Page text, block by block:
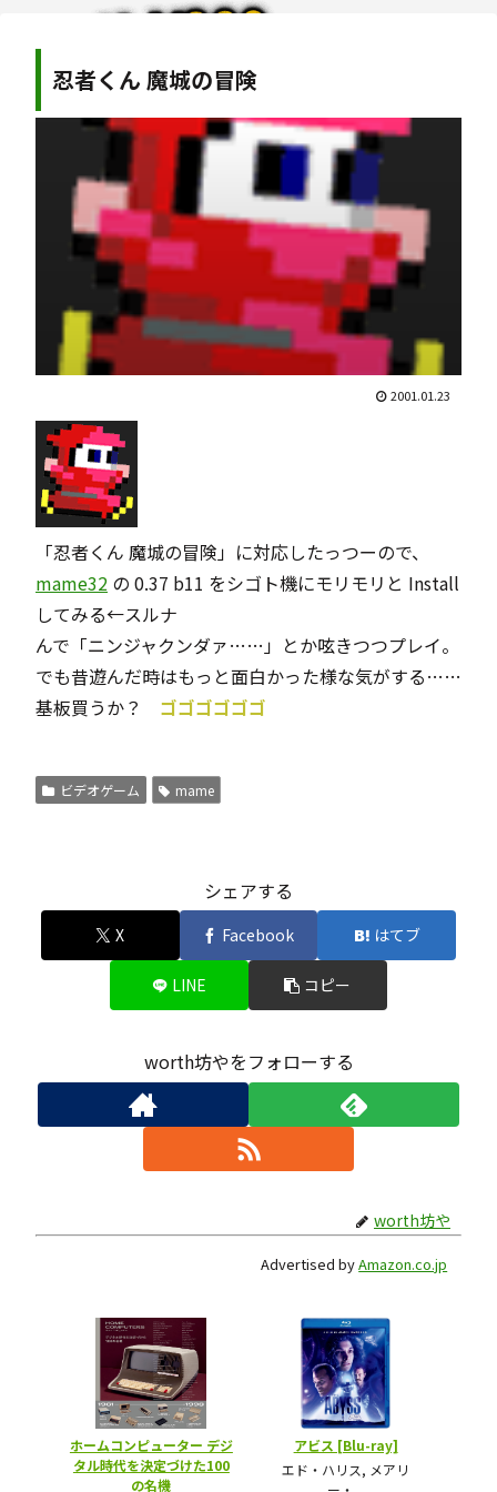
忍者くん 魔城の冒険
2001.01.23
「忍者くん 魔城の冒険 」に対応したっつーので、
mame32 の 0.37 b11 をシゴト機にモリモリと Install
してみる←スルナ
んで「ニンジャクンダァ……」とか呟きつつプレイ。
でも昔遊んだ時はもっと面白かった様な気がする……
基板買うか？ ゴゴゴゴゴゴ
ビデオゲーム mame
シェアする
X Facebook はてブ
LINE コピー
worth坊やをフォローする
worth坊や
Advertised byAmazon.co.jp